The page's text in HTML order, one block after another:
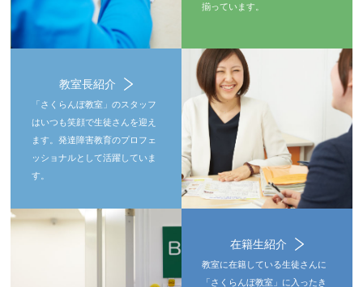
揃っています。
教室長紹介
「さくらんぼ教室」のスタッフ
はいつも笑顔で生徒さんを迎え
ます。発達障害教育のプロフェ
ッショナルとして活躍していま
す。
在籍生紹介
教室に在籍している生徒さんに
「さくらんぼ教室」に入ったき